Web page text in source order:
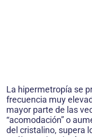
La hipermetropía se
frecuencia muy
mayor parte de las
“acomodación” o
del cristalino, supera